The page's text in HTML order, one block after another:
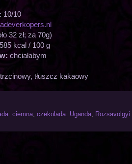
10/10
32 zł; za 70g)
585 kcal / 100 g
chciałabym
tłuszcz kakaowy
ciemna, czekolada: Uganda, Rozsavolgyi